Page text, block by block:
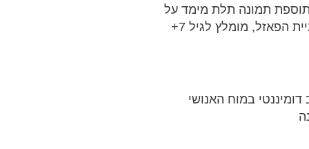
300 חלקים, בתוספת תמונה תלת מימד על
הפאזל, מומלץ לגיל 7+
במוח האנושי